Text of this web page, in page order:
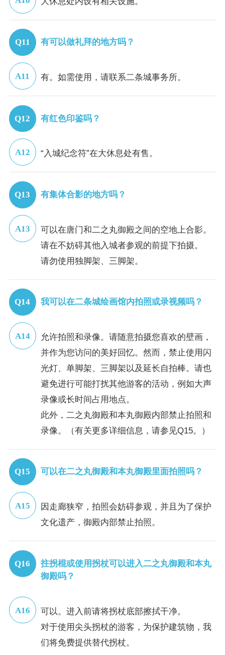
有可以做礼拜的地方吗？
有。如需使用，请联系二条城事务所。
有红色印鉴吗？
“入城纪念符”在大休息处有售。
有集体合影的地方吗？
可以在唐门和二之丸御殿之间的空地上合影。
请在不妨碍其他入城者参观的前提下拍摄。
请勿使用独脚架、三脚架。
我可以在二条城绘画馆内拍照或录视频吗？
允许拍照和录像。请随意拍摄您喜欢的壁画，
并作为您访问的美好回忆。然而，禁止使用闪
光灯、单脚架、三脚架以及延长自拍棒。请也
避免进行可能打扰其他游客的活动，例如大声
录像或长时间占用地点。
此外，二之丸御殿和本丸御殿内部禁止拍照和
录像。（有关更多详细信息，请参见Q15。）
可以在二之丸御殿和本丸御殿里面拍照吗？
因走廊狭窄，拍照会妨碍参观，并且为了保护
文化遗产，御殿内部禁止拍照。
拄拐棍或使用拐杖可以进入二之丸御殿和本丸
御殿吗？
可以。进入前请将拐杖底部擦拭干净。
对于使用尖头拐杖的游客，为保护建筑物，我
们将免费提供替代拐杖。